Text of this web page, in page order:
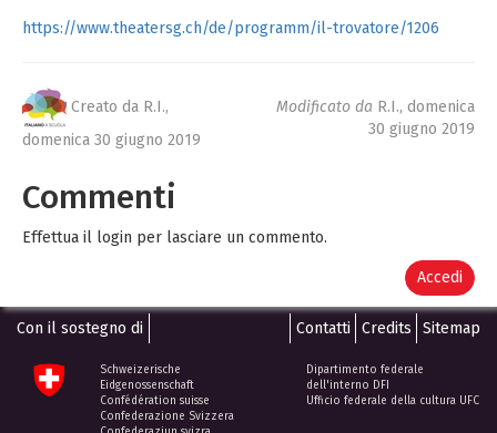
https://www.theatersg.ch/de/programm/il-trovatore/1206
Creato da R.I.,
domenica 30 giugno 2019
Modificato da R.I., domenica
30 giugno 2019
Commenti
Effettua il login per lasciare un commento.
Accedi
Con il sostegno di Contatti Credits Sitemap
Schweizerische
Eidgenossenschaft
Confédération suisse
Confederazione Svizzera
Dipartimento federale
dell'interno DFI
Ufficio federale della cultura UFC